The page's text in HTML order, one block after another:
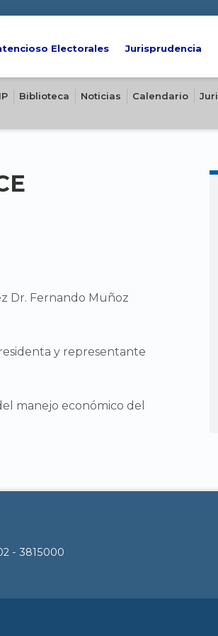
Electorales Jurisprudencia
Biblioteca Noticias Calendario
Dr. Fernando Muñoz
y representante
manejo económico del
- 3815000